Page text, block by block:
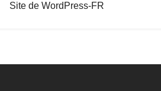
Site de WordPress-FR